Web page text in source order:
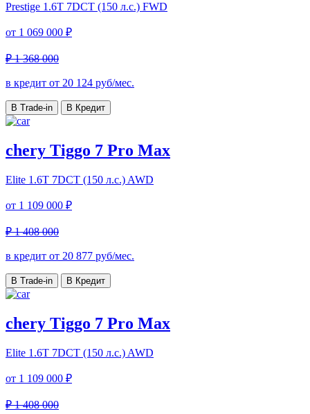
Prestige 1.6T 7DCT (150 л.с.) FWD
от 1 069 000 ₽
₽ 1 368 000
в кредит от 20 124 руб/мес.
В Trade-in В Кредит
chery Tiggo 7 Pro Max
Elite 1.6T 7DCT (150 л.с.) AWD
от 1 109 000 ₽
₽ 1 408 000
в кредит от 20 877 руб/мес.
В Trade-in В Кредит
chery Tiggo 7 Pro Max
Elite 1.6T 7DCT (150 л.с.) AWD
от 1 109 000 ₽
₽ 1 408 000